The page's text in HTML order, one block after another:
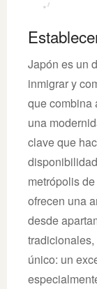
Japón es un
inmigrar y
que combina
una
clave que
metrópolis
ofrecen una
desde
único: un